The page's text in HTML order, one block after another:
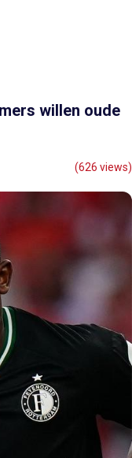
willen oude
(626 views)